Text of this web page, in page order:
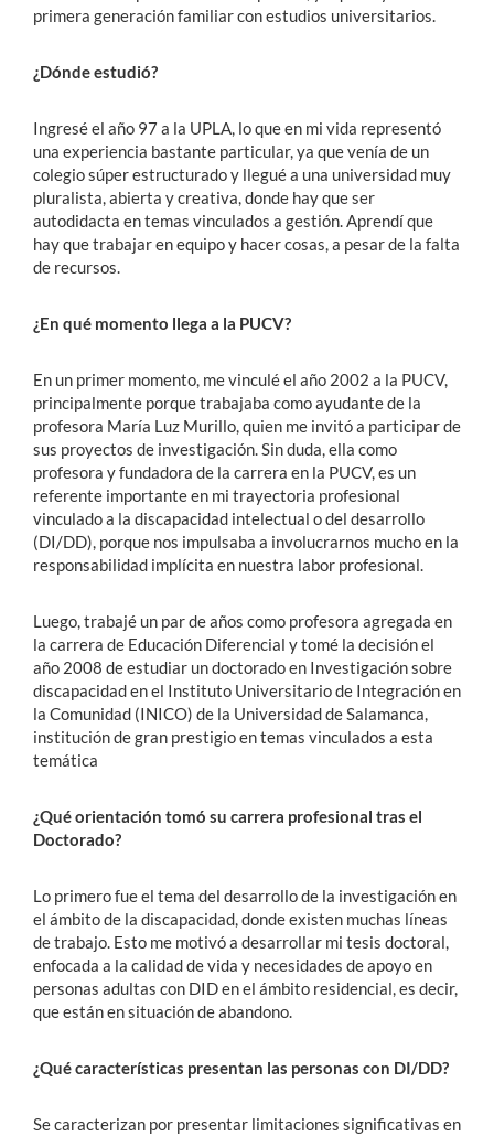
primera generación familiar con estudios universitarios.
¿Dónde estudió?
Ingresé el año 97 a la UPLA, lo que en mi vida representó
una experiencia bastante particular, ya que venía de un
colegio súper estructurado y llegué a una universidad muy
pluralista, abierta y creativa, donde hay que ser
autodidacta en temas vinculados a gestión. Aprendí que
hay que trabajar en equipo y hacer cosas, a pesar de la falta
de recursos.
¿En qué momento llega a la PUCV?
En un primer momento, me vinculé el año 2002 a la PUCV,
principalmente porque trabajaba como ayudante de la
profesora María Luz Murillo, quien me invitó a participar de
sus proyectos de investigación. Sin duda, ella como
profesora y fundadora de la carrera en la PUCV, es un
referente importante en mi trayectoria profesional
vinculado a la discapacidad intelectual o del desarrollo
(DI/DD), porque nos impulsaba a involucrarnos mucho en la
responsabilidad implícita en nuestra labor profesional.
Luego, trabajé un par de años como profesora agregada en
la carrera de Educación Diferencial y tomé la decisión el
año 2008 de estudiar un doctorado en Investigación sobre
discapacidad en el Instituto Universitario de Integración en
la Comunidad (INICO) de la Universidad de Salamanca,
institución de gran prestigio en temas vinculados a esta
temática
¿Qué orientación tomó su carrera profesional tras el
Doctorado?
Lo primero fue el tema del desarrollo de la investigación en
el ámbito de la discapacidad, donde existen muchas líneas
de trabajo. Esto me motivó a desarrollar mi tesis doctoral,
enfocada a la calidad de vida y necesidades de apoyo en
personas adultas con DID en el ámbito residencial, es decir,
que están en situación de abandono.
¿Qué características presentan las personas con DI/DD?
Se caracterizan por presentar limitaciones significativas en